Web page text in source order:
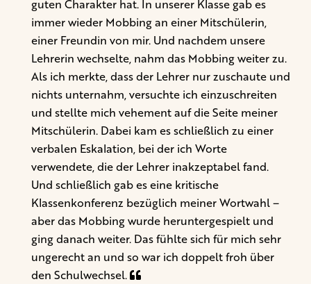
guten Charakter hat. In unserer Klasse gab es
immer wieder Mobbing an einer Mitschülerin,
einer Freundin von mir. Und nachdem unsere
Lehrerin wechselte, nahm das Mobbing weiter zu.
Als ich merkte, dass der Lehrer nur zuschaute und
nichts unternahm, versuchte ich einzuschreiten
und stellte mich vehement auf die Seite meiner
Mitschülerin. Dabei kam es schließlich zu einer
verbalen Eskalation, bei der ich Worte
verwendete, die der Lehrer inakzeptabel fand.
Und schließlich gab es eine kritische
Klassenkonferenz bezüglich meiner Wortwahl –
aber das Mobbing wurde heruntergespielt und
ging danach weiter. Das fühlte sich für mich sehr
ungerecht an und so war ich doppelt froh über
den Schulwechsel.